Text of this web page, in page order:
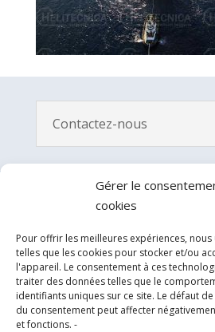
Gérer le
cookies
Pour offrir les meilleures expériences,
telles que les cookies pour stocker et/ou
l'appareil. Le consentement à ces
traiter des données telles que le
identifiants uniques sur ce site. Le défaut
du consentement peut affecter
et fonctions. -
Contactez-nous
Experts en conception,